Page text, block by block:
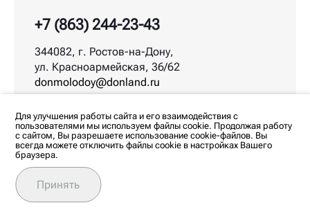
+7 (863) 244-23-43
344082, г. Ростов-на-Дону,
ул. Красноармейская, 36/62
donmolodoy@donland.ru
Любое использование материалов допускается
только с согласия редакции. Все права на
изображения и тексты принадлежат их авторам.
Политика обработки персональных данных
Для улучшения работы сайта и его взаимодействия с
пользователями мы используем файлы cookie. Продолжая работу
с сайтом, Вы разрешаете использование cookie-файлов. Вы
всегда можете отключить файлы cookie в настройках Вашего
браузера.
Принять